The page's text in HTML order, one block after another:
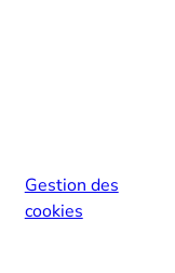
Gestion des
cookies